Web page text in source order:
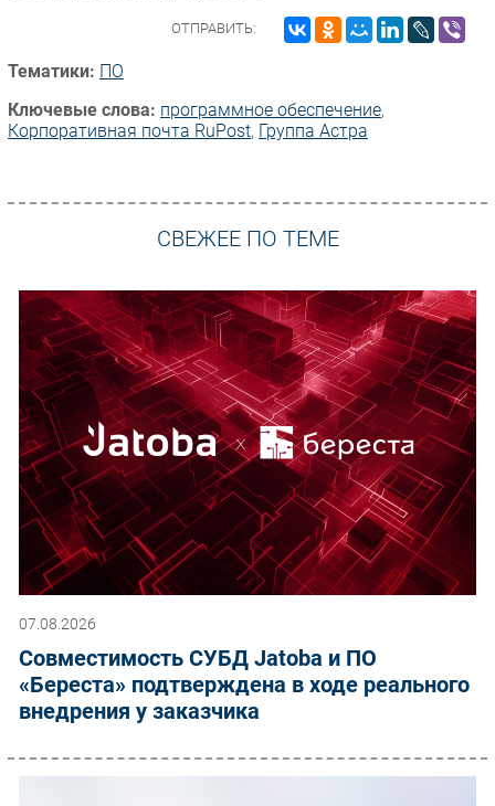
ОТПРАВИТЬ:
Тематики: ПО
Ключевые слова: программное обеспечение,
Корпоративная почта RuPost, Группа Астра
СВЕЖЕЕ ПО ТЕМЕ
07.08.2026
Совместимость СУБД Jatoba и ПО
«Береста» подтверждена в ходе реального
внедрения у заказчика